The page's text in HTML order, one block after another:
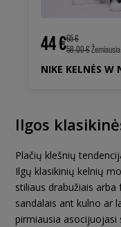
44 €65 €
58.00 €
Ilgos
Plačių klešnių
Ilgų klasikinių kelnių
stiliaus drabužiais
sandalais ant kulno ar
pirmiausia